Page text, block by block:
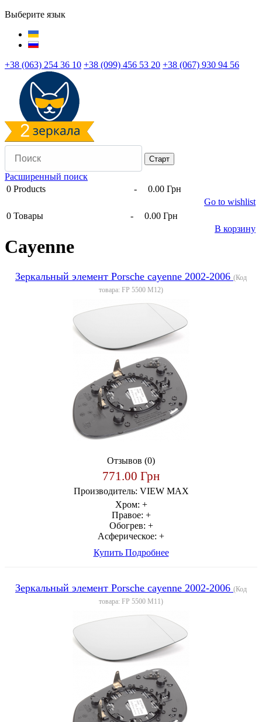
Выберите язык
+38 (063) 254 36 10 +38 (099) 456 53 20 +38 (067) 930 94 56
Расширенный поиск
0 Products -
0.00 Грн
Go to wishlist
0 Товары -
0.00 Грн
В корзину
Сayenne
Зеркальный элемент Porsche cayenne 2002-2006 (Код
товара: FP 5500 M12)
Отзывов (0)
771.00 Грн
Производитель: VIEW MAX
Хром: +
Правое: +
Обогрев: +
Асферическое: +
Купить Подробнее
Зеркальный элемент Porsche cayenne 2002-2006 (Код
товара: FP 5500 M11)